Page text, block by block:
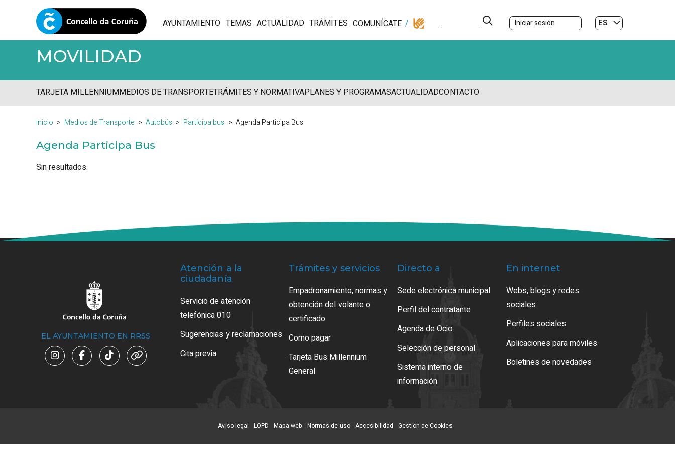
AYUNTAMIENTO TEMAS ACTUALIDAD TRÁMITES COMUNÍCATE Iniciar sesión
ES
GL
MOVILIDAD
TARJETA MILLENNIUMMEDIOS DE TRANSPORTETRÁMITES Y NORMATIVAPLANES Y PROGRAMASACTUALIDADCONTACTO
Inicio Medios de Transporte Autobús Participa bus Agenda Participa Bus
Agenda Participa Bus
Sin resultados.
EL AYUNTAMIENTO EN RRSS
Atención a la
ciudadanía
Servicio de atención
telefónica 010
Sugerencias y reclamaciones
Cita previa
Trámites y servicios
Empadronamiento, normas y
obtención del volante o
certificado
Como pagar
Tarjeta Bus Millennium
General
Directo a
Sede electrónica municipal
Perfil del contratante
Agenda de Ocio
Selección de personal
Sistema interno de
información
En internet
Webs, blogs y redes
sociales
Perfiles sociales
Aplicaciones para móviles
Boletines de novedades
Aviso legal LOPD Mapa web Normas de uso Accesibilidad Gestion de Cookies